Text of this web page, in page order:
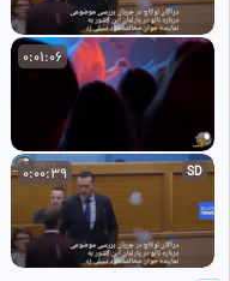
0:01:06
SD
0:00:39